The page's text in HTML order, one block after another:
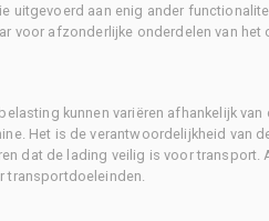
uitgevoerd aan enig ander
voor afzonderlijke onderdelen van het
kunnen variëren afhankelijk
Het is de verantwoordelijkheid van
dat de lading veilig is voor transport.
transportdoeleinden.